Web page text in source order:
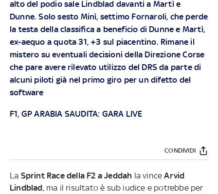
alto del podio sale Lindblad davanti a Martì e
Dunne. Solo sesto Minì, settimo Fornaroli, che perde
la testa della classifica a beneficio di Dunne e Martì,
ex-aequo a quota 31, +3 sul piacentino. Rimane il
mistero su eventuali decisioni della Direzione Corse
che pare avere rilevato utilizzo del DRS da parte di
alcuni piloti già nel primo giro per un difetto del
software
F1, GP ARABIA SAUDITA: GARA LIVE
CONDIVIDI
La Sprint Race della F2 a Jeddah la vinceArvid
Lindblad, ma il risultato è sub iudice e potrebbe per